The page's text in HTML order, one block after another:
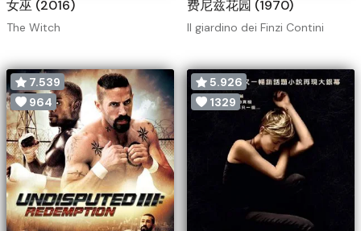
女巫 (2016)
The Witch
费尼兹花园 (1970)
Il giardino dei Finzi Contini
7.539
964
5.926
1329